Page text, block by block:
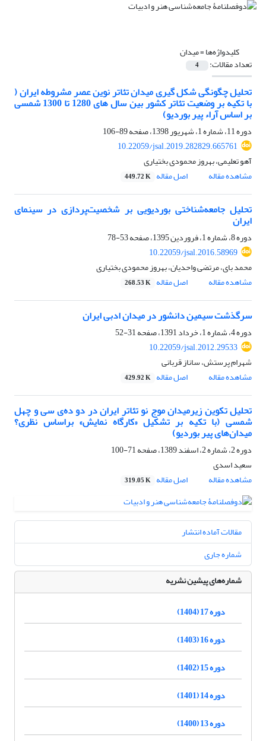
کلیدواژه‌ها =میدان
تعداد مقالات: 4
تحلیل چگونگی شکل گیری میدان تئاتر نوین عصر مشروطه ایران (
با تکیه بر وضعیت تئاتر کشور بین سال های 1280 تا 1300 شمسی
بر اساس آراء پیر بوردیو)
دوره 11، شماره 1، شهریور 1398، صفحه
89-106
10.22059/jsal.2019.282829.665761
آهو تعلیمی، بهروز محمودی بختیاری
مشاهده مقاله
اصل مقاله 449.72 K
تحلیل جامعه‌شناختی بوردیویی بر شخصیت‌پردازی در سینمای
ایران
دوره 8، شماره 1، فروردین 1395، صفحه
53-78
10.22059/jsal.2016.58969
محمد بای، مرتضی واحدیان، بهروز محمودی بختیاری
مشاهده مقاله
اصل مقاله 268.53 K
سرگذشت سیمین دانشور در میدان ادبی ایران
دوره 4، شماره 1، خرداد 1391، صفحه
31-52
10.22059/jsal.2012.29533
شهرام پرستش، ساناز قربانی
مشاهده مقاله
اصل مقاله 429.92 K
تحلیل تکوین زیرمیدان موج نو تئاتر ایران در دو ده‌ی سی و چهل
شمسی (با تکیه بر تشکیل «کارگاه نمایش» براساس نظری؟
میدان‌های پیر بوردیو)
دوره 2، شماره 2، اسفند 1389، صفحه
71-100
سعید اسدی
مشاهده مقاله
اصل مقاله 319.05 K
مقالات آماده انتشار
شماره جاری
شماره‌های پیشین نشریه
دوره 17 (1404)
دوره 16 (1403)
دوره 15 (1402)
دوره 14 (1401)
دوره 13 (1400)